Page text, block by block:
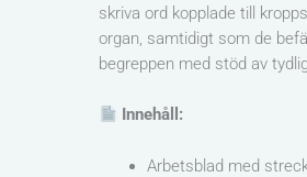
skriva ord kopplade till
organ, samtidigt som de
begreppen med stöd av
Innehåll:
Arbetsblad med